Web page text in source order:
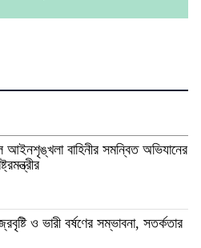
আইনশৃঙ্খলা বাহিনীর সমন্বিত অভিযানের
ও ভারী বর্ষণের সম্ভাবনা, সতর্কতার